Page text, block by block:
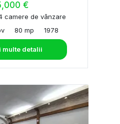
€
camere de vânzare
80 mp 1978
multe detalii